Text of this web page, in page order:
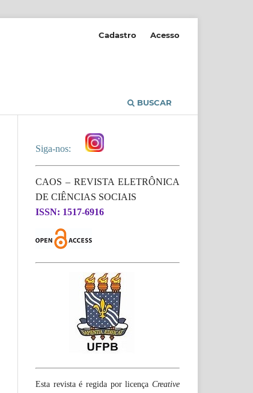
BUSCAR
Cadastro Acesso
Siga-nos:
CAOS – REVISTA ELETRÔNICA
DE CIÊNCIAS SOCIAIS
ISSN: 1517-6916
Esta revista é regida por licença Creative